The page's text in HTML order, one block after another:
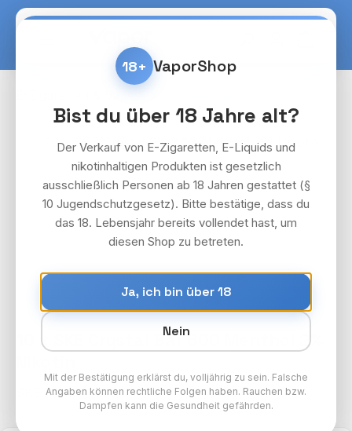
Zum Hauptinhalt springen
Bildergalerie überspringen
10 x SKE Crystal Bar 600 Menthol 2%
SKE Paket
18+ VaporShop
Bist du über 18 Jahre alt?
Der Verkauf von E-Zigaretten, E-Liquids und
nikotinhaltigen Produkten ist gesetzlich
ausschließlich Personen ab 18 Jahren gestattet (§
10 Jugendschutzgesetz). Bitte bestätige, dass du
das 18. Lebensjahr bereits vollendet hast, um
diesen Shop zu betreten.
Ja, ich bin über 18
Nein
Mit der Bestätigung erklärst du, volljährig zu sein. Falsche
Angaben können rechtliche Folgen haben. Rauchen bzw.
Dampfen kann die Gesundheit gefährden.